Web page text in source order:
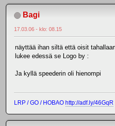
Bagi
17.03.06 - klo: 08.15
näyttää ihan siltä että oisit
lukee edessä se Logo by :
Ja kyllä speederin oli hienompi
LRP / GO / HOBAO http://adf.ly/46GqR